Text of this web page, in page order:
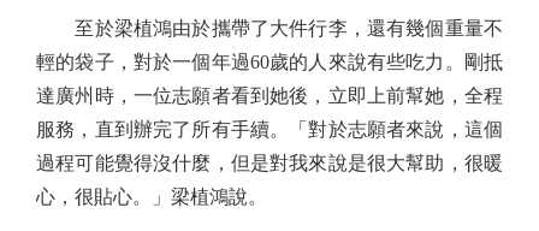
至於梁植鴻由於攜帶了大件行李，還有幾個重量不
輕的袋子，對於一個年過60歲的人來說有些吃力。剛抵
達廣州時，一位志願者看到她後，立即上前幫她，全程
服務，直到辦完了所有手續。「對於志願者來說，這個
過程可能覺得沒什麼，但是對我來說是很大幫助，很暖
心，很貼心。」梁植鴻說。